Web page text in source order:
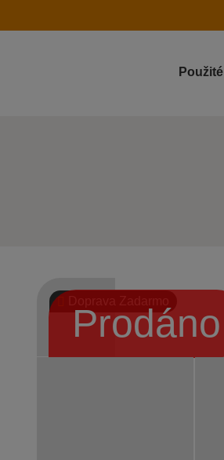
Použité
Prodáno